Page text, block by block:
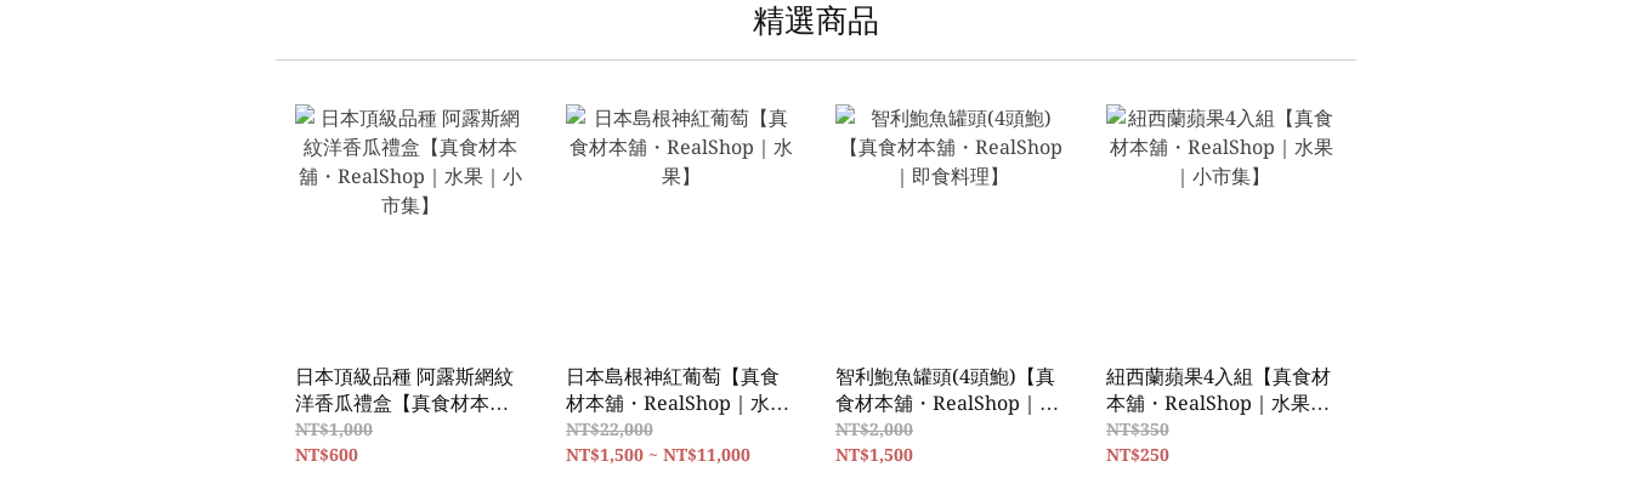
精選商品
日本頂級品種 阿露斯網紋
洋香瓜禮盒【真食材本
舖・RealShop｜水果｜小
市集】
NT$1,000
NT$600
日本島根神紅葡萄【真食
材本舖・RealShop｜水
果】
NT$22,000
NT$1,500 ~ NT$11,000
智利鮑魚罐頭(4頭鮑)【真
食材本舖・RealShop｜即
食料理】
NT$2,000
NT$1,500
紐西蘭蘋果4入組【真食材
本舖・RealShop｜水果｜
小市集】
NT$350
NT$250